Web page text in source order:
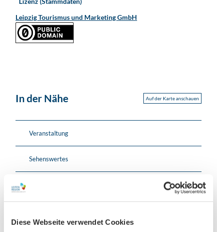
Diese Webseite verwendet Cookies
Leipzig Tourismus und Marketing GmbH
In der Nähe Auf der Karte anschauen
Veranstaltung
Sehenswertes